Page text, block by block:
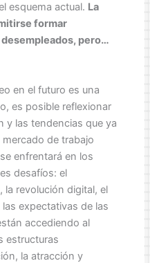
esquema actual. La
formar
pero…
en el futuro es una
es posible reflexionar
y las tendencias que ya
de trabajo
enfrentará en los
desafíos: el
la revolución digital, el
expectativas de las
accediendo al
estructuras
la atracción y